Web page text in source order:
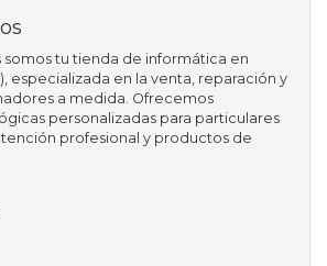
somos tu tienda de informática en
especializada en la venta, reparación y
a medida. Ofrecemos
personalizadas para particulares
profesional y productos de